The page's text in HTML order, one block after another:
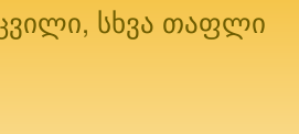
სხვა თაფლი